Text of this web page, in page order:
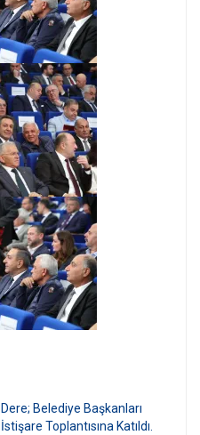
Dere; Belediye Başkanları
İstişare Toplantısına Katıldı.